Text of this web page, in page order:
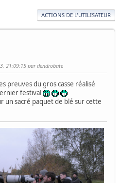
ACTIONS DE L'UTILISATEUR
21:09:15 par dendrobate
preuves du gros casse réalisé
festival
un sacré paquet de blé sur cette